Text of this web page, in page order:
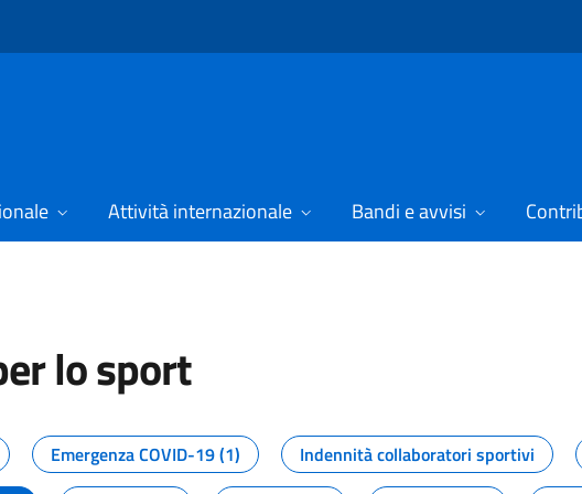
Attività internazionale Bandi e avvisi
lo sport
dal Dipartimento per lo sport
Emergenza COVID-19 (1) Indennità collaboratori sportivi